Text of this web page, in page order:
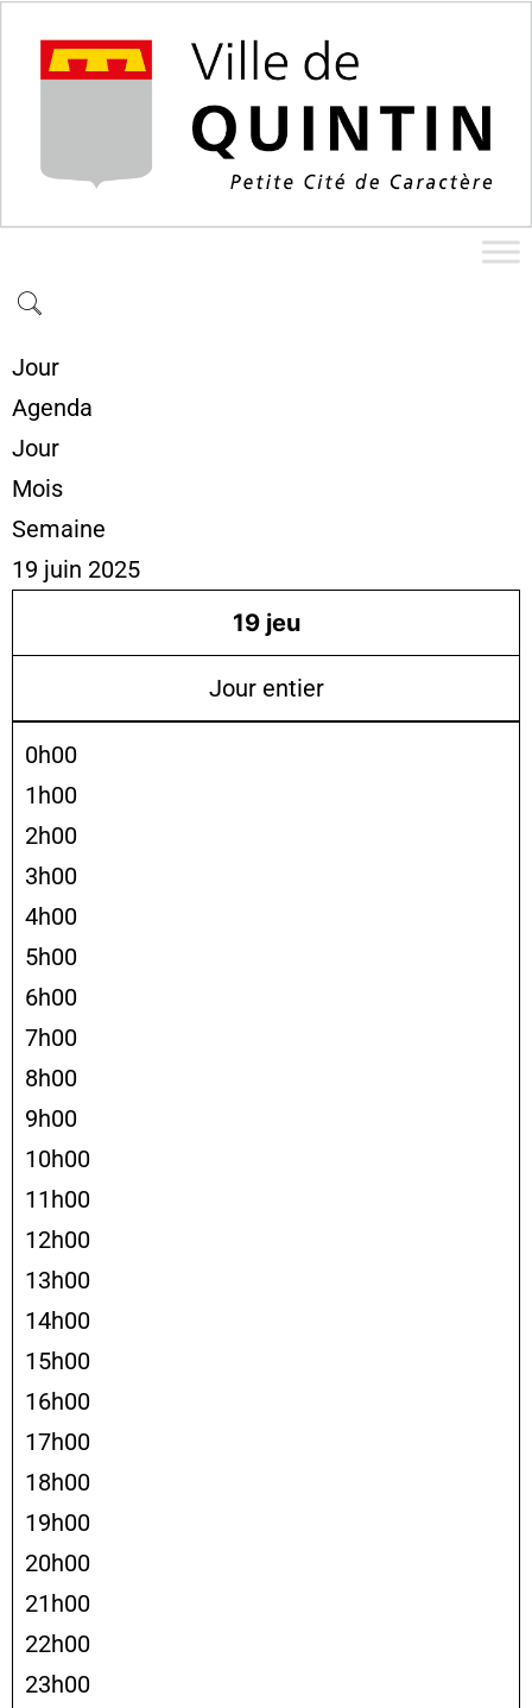
Jour
Agenda
Jour
Mois
Semaine
19 juin 2025
19 jeu
Jour entier
0h00
1h00
2h00
3h00
4h00
5h00
6h00
7h00
8h00
9h00
10h00
11h00
12h00
13h00
14h00
15h00
16h00
17h00
18h00
19h00
20h00
21h00
22h00
23h00